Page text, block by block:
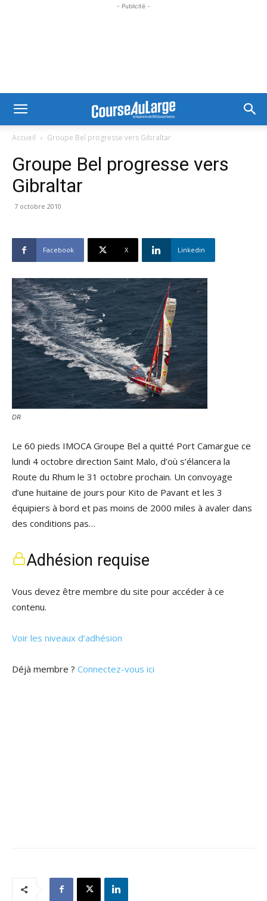
- Publicité -
Accueil Groupe Bel progresse vers Gibraltar
Groupe Bel progresse vers
Gibraltar
7 octobre 2010
Facebook X Linkedin
DR
Le 60 pieds IMOCA Groupe Bel a quitté Port Camargue ce
lundi 4 octobre direction Saint Malo, d’où s’élancera la
Route du Rhum le 31 octobre prochain. Un convoyage
d’une huitaine de jours pour Kito de Pavant et les 3
équipiers à bord et pas moins de 2000 miles à avaler dans
des conditions pas…
Adhésion requise
Vous devez être membre du site pour accéder à ce
contenu.
Voir les niveaux d’adhésion
Déjà membre ? Connectez-vous ici